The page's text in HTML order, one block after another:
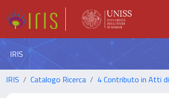
IRIS
IRIS Catalogo Ricerca 4 Contributo in Atti